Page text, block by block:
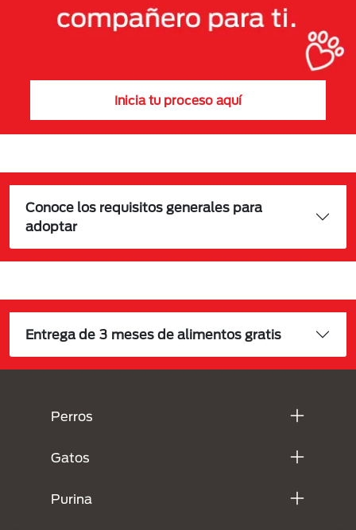
Inicia tu proceso aquí
Conoce los requisitos generales para
adoptar
Entrega de 3 meses de alimentos gratis
Perros
Gatos
Purina